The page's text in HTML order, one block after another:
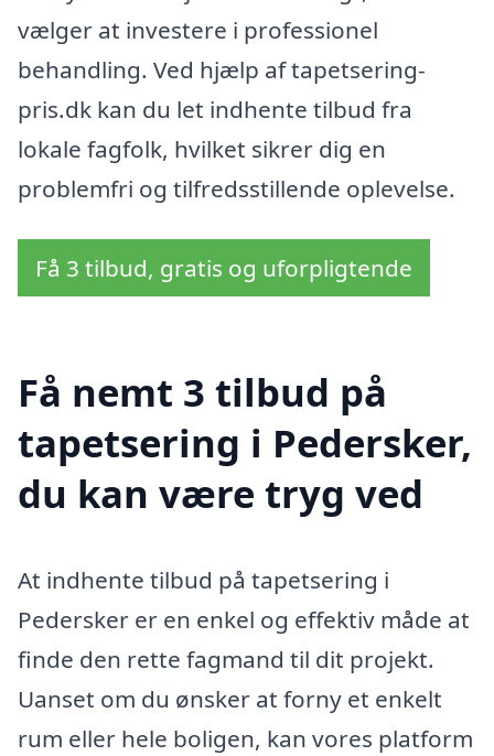
vælger at investere i professionel
behandling. Ved hjælp af tapetsering-
pris.dk kan du let indhente tilbud fra
lokale fagfolk, hvilket sikrer dig en
problemfri og tilfredsstillende oplevelse.
Få 3 tilbud, gratis og uforpligtende
Få nemt 3 tilbud på
tapetsering i Pedersker,
du kan være tryg ved
At indhente tilbud på tapetsering i
Pedersker er en enkel og effektiv måde at
finde den rette fagmand til dit projekt.
Uanset om du ønsker at forny et enkelt
rum eller hele boligen, kan vores platform